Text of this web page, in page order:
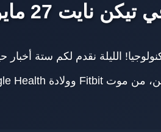
نايت 27 مايو 2026